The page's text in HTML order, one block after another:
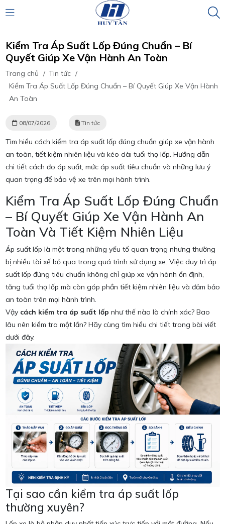
Kiểm Tra Áp Suất Lốp Đúng Chuẩn – Bí
Quyết Giúp Xe Vận Hành An Toàn
Trang chủ / Tin tức /
Kiểm Tra Áp Suất Lốp Đúng Chuẩn – Bí Quyết Giúp Xe Vận Hành
An Toàn
08/07/2026 Tin tức
Tìm hiểu cách kiểm tra áp suất lốp đúng chuẩn giúp xe vận hành
an toàn, tiết kiệm nhiên liệu và kéo dài tuổi thọ lốp. Hướng dẫn
chi tiết cách đo áp suất, mức áp suất tiêu chuẩn và những lưu ý
quan trọng để bảo vệ xe trên mọi hành trình.
Kiểm Tra Áp Suất Lốp Đúng Chuẩn
– Bí Quyết Giúp Xe Vận Hành An
Toàn Và Tiết Kiệm Nhiên Liệu
Áp suất lốp là một trong những yếu tố quan trọng nhưng thường
bị nhiều tài xế bỏ qua trong quá trình sử dụng xe. Việc duy trì áp
suất lốp đúng tiêu chuẩn không chỉ giúp xe vận hành ổn định,
tăng tuổi thọ lốp mà còn góp phần tiết kiệm nhiên liệu và đảm bảo
an toàn trên mọi hành trình.
Vậy cách kiểm tra áp suất lốp như thế nào là chính xác? Bao
lâu nên kiểm tra một lần? Hãy cùng tìm hiểu chi tiết trong bài viết
dưới đây.
Tại sao cần kiểm tra áp suất lốp
thường xuyên?